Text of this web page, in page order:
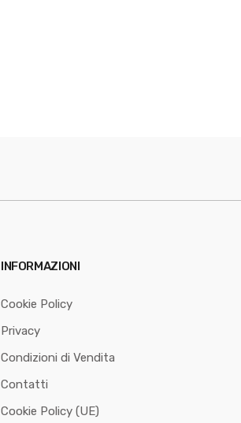
INFORMAZIONI
Cookie Policy
Privacy
Condizioni di Vendita
Contatti
Cookie Policy (UE)